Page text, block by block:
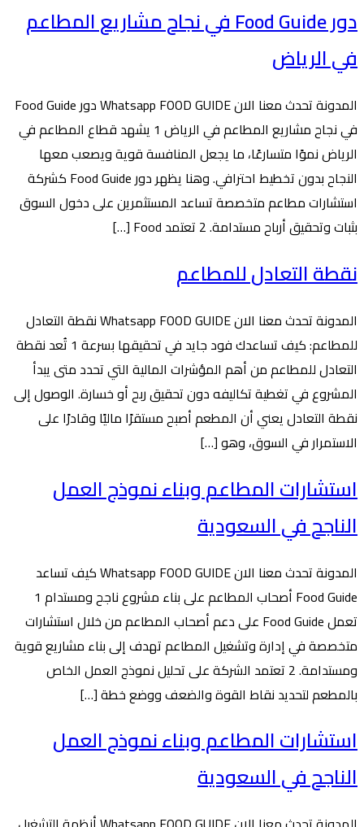
دور Food Guide في نجاح مشاريع المطاعم
في الرياض
المدونة تحدث معنا الان Whatsapp FOOD GUIDE دور Food Guide
في نجاح مشاريع المطاعم في الرياض 1 يشهد قطاع المطاعم في
الرياض نموًا متسارعًا، ما يجعل المنافسة قوية ويصعب معها
النجاح بدون تخطيط احترافي. وهنا يظهر دور Food Guide كشركة
استشارات مطاعم متخصصة تساعد المستثمرين على دخول السوق
بثبات وتحقيق أرباح مستدامة. 2 تعتمد Food […]
نقطة التعادل للمطاعم
المدونة تحدث معنا الان Whatsapp FOOD GUIDE نقطة التعادل
للمطاعم: كيف تساعدك فود جايد في تحقيقها بسرعة 1 تُعد نقطة
التعادل للمطاعم من أهم المؤشرات المالية التي تحدد متى يبدأ
المشروع في تغطية تكاليفه دون تحقيق ربح أو خسارة. الوصول إلى
نقطة التعادل يعني أن المطعم أصبح مستقرًا ماليًا وقادرًا على
الاستمرار في السوق، وهو […]
استشارات المطاعم وبناء نموذج العمل
الناجح في السعودية
المدونة تحدث معنا الان Whatsapp FOOD GUIDE كيف تساعد
Food Guide أصحاب المطاعم على بناء مشروع ناجح ومستدام 1
تعمل Food Guide على دعم أصحاب المطاعم من خلال استشارات
متخصصة في إدارة وتشغيل المطاعم تهدف إلى بناء مشاريع قوية
ومستدامة. 2 تعتمد الشركة على تحليل نموذج العمل الخاص
بالمطعم لتحديد نقاط القوة والضعف ووضع خطة […]
استشارات المطاعم وبناء نموذج العمل
الناجح في السعودية